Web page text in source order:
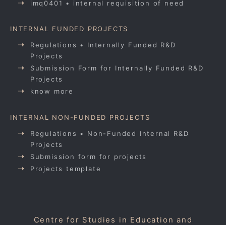
imq0401 • internal requisition of need
INTERNAL FUNDED PROJECTS
Regulations • Internally Funded R&D
Projects
Submission Form for Internally Funded R&D
Projects
know more
INTERNAL NON-FUNDED PROJECTS
Regulations • Non-Funded Internal R&D
Projects
Submission form for projects
Projects template
Centre for Studies in Education and